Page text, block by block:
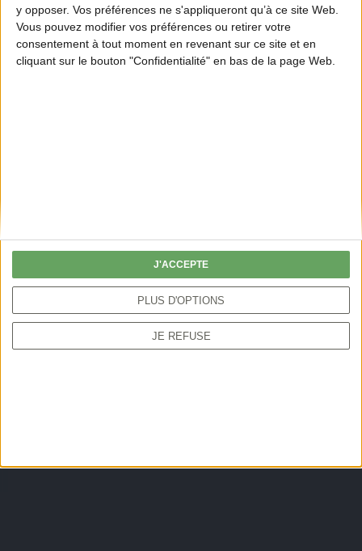
y opposer. Vos préférences ne s'appliqueront qu’à ce site Web.
Vous pouvez modifier vos préférences ou retirer votre
consentement à tout moment en revenant sur ce site et en
cliquant sur le bouton "Confidentialité" en bas de la page Web.
PLUS D'OPTIONS
JE REFUSE
J'ACCEPTE